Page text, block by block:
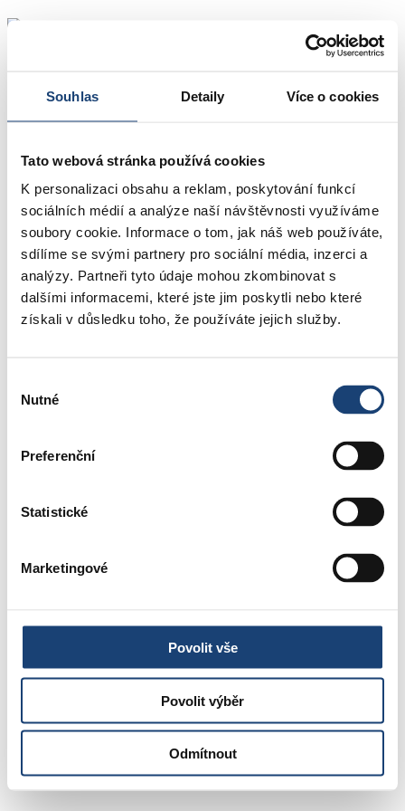
Souhlas Detaily Více o cookies
Tato webová stránka používá cookies
K personalizaci obsahu a reklam, poskytování funkcí
sociálních médií a analýze naší návštěvnosti využíváme
soubory cookie. Informace o tom, jak náš web používáte,
sdílíme se svými partnery pro sociální média, inzerci a
analýzy. Partneři tyto údaje mohou zkombinovat s
dalšími informacemi, které jste jim poskytli nebo které
získali v důsledku toho, že používáte jejich služby.
souhlasu
Nutné
Preferenční
Statistické
Marketingové
Povolit vše
Povolit výběr
Odmítnout
info@nnpostrava.cz
Centrum následné péče Ostrava
Elzy Trioletové 6247/2, Ostrava – Poruba
Kontakty
PentaHospitals
Ochrana oznamovatelů
info@nnpostrava.cz